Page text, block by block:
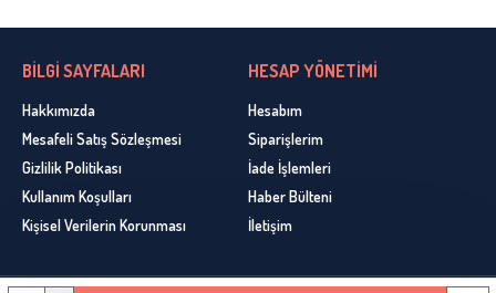
BİLGİ SAYFALARI
Hakkımızda
Mesafeli Satış Sözleşmesi
Gizlilik Politikası
Kullanım Koşulları
Kişisel Verilerin Korunması
HESAP YÖNETİMİ
Hesabım
Siparişlerim
İade İşlemleri
Haber Bülteni
İletişim